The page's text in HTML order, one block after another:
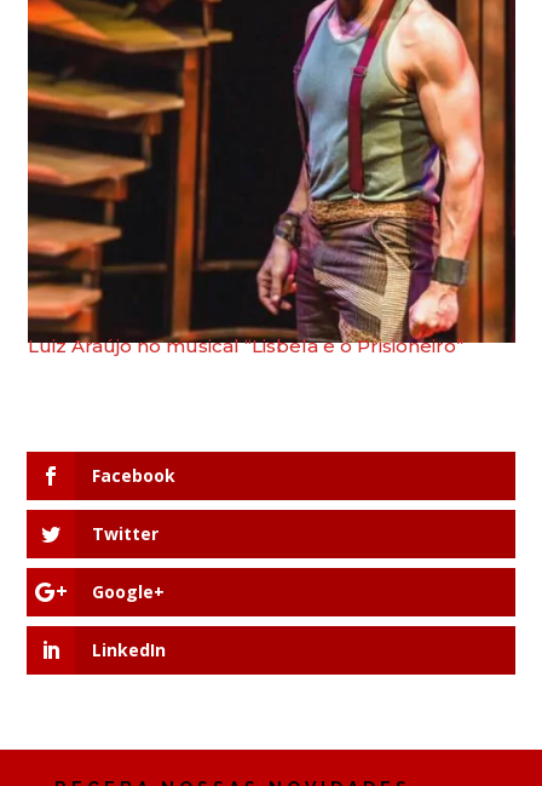
Luiz Araújo no musical “Lisbela e o Prisioneiro”
Facebook
Twitter
Google+
LinkedIn